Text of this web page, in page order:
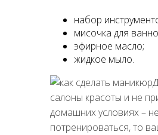
набор
мисочка для
эфирное масло;
жидкое мыло.
салоны красоты и не
домашних условиях –
потренироваться, то